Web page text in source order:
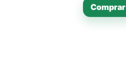
Comprar